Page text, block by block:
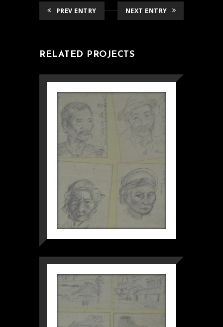
PREV ENTRY NEXT ENTRY
RELATED PROJECTS